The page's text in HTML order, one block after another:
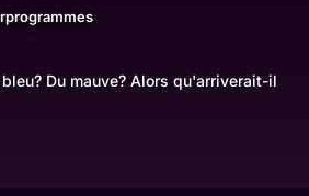
Du mauve? Alors qu'arriverait-il